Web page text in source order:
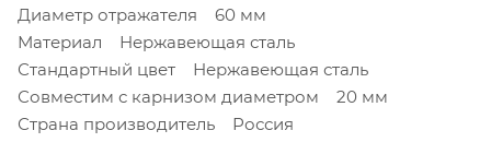
Диаметр отражателя 60 мм
Материал Нержавеющая сталь
Стандартный цвет Нержавеющая сталь
Совместим с карнизом диаметром 20 мм
Страна производитель Россия